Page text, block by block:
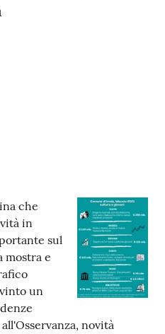
che
in
sul
mostra e
un
novità